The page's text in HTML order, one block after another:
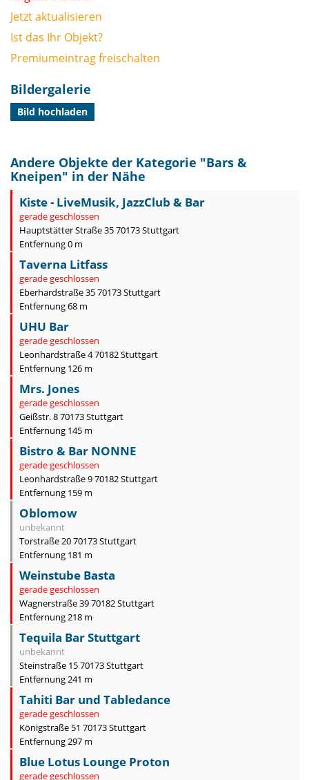
Jetzt aktualisieren
Ist das Ihr Objekt?
Premiumeintrag freischalten
Bildergalerie
Bild hochladen
Andere Objekte der Kategorie "Bars &
Kneipen" in der Nähe
Kiste - LiveMusik, JazzClub & Bar
gerade geschlossen
Hauptstätter Straße 35 70173 Stuttgart
Entfernung 0 m
Taverna Litfass
gerade geschlossen
Eberhardstraße 35 70173 Stuttgart
Entfernung 68 m
UHU Bar
gerade geschlossen
Leonhardstraße 4 70182 Stuttgart
Entfernung 126 m
Mrs. Jones
gerade geschlossen
Geißstr. 8 70173 Stuttgart
Entfernung 145 m
Bistro & Bar NONNE
gerade geschlossen
Leonhardstraße 9 70182 Stuttgart
Entfernung 159 m
Oblomow
unbekannt
Torstraße 20 70173 Stuttgart
Entfernung 181 m
Weinstube Basta
gerade geschlossen
Wagnerstraße 39 70182 Stuttgart
Entfernung 218 m
Tequila Bar Stuttgart
unbekannt
Steinstraße 15 70173 Stuttgart
Entfernung 241 m
Tahiti Bar und Tabledance
gerade geschlossen
Königstraße 51 70173 Stuttgart
Entfernung 297 m
Blue Lotus Lounge Proton
gerade geschlossen